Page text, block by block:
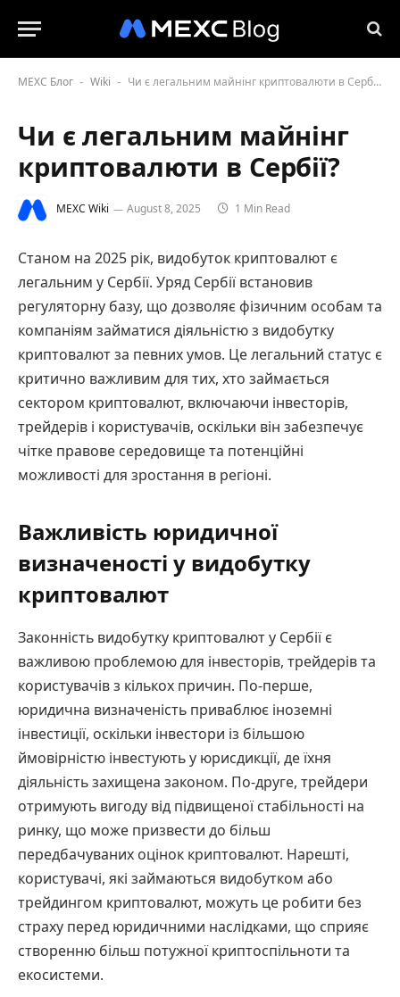
MEXC Блог - Wiki - Чи є легальним майнінг криптовалюти в Сербії?
Чи є легальним майнінг
криптовалюти в Сербії?
MEXC Wiki August 8, 2025 1 Min Read
Станом на 2025 рік, видобуток криптовалют є
легальним у Сербії. Уряд Сербії встановив
регуляторну базу, що дозволяє фізичним особам та
компаніям займатися діяльністю з видобутку
криптовалют за певних умов. Це легальний статус є
критично важливим для тих, хто займається
сектором криптовалют, включаючи інвесторів,
трейдерів і користувачів, оскільки він забезпечує
чітке правове середовище та потенційні
можливості для зростання в регіоні.
Важливість юридичної
визначеності у видобутку
криптовалют
Законність видобутку криптовалют у Сербії є
важливою проблемою для інвесторів, трейдерів та
користувачів з кількох причин. По-перше,
юридична визначеність приваблює іноземні
інвестиції, оскільки інвестори із більшою
ймовірністю інвестують у юрисдикції, де їхня
діяльність захищена законом. По-друге, трейдери
отримують вигоду від підвищеної стабільності на
ринку, що може призвести до більш
передбачуваних оцінок криптовалют. Нарешті,
користувачі, які займаються видобутком або
трейдингом криптовалют, можуть це робити без
страху перед юридичними наслідками, що сприяє
створенню більш потужної криптоспільноти та
екосистеми.